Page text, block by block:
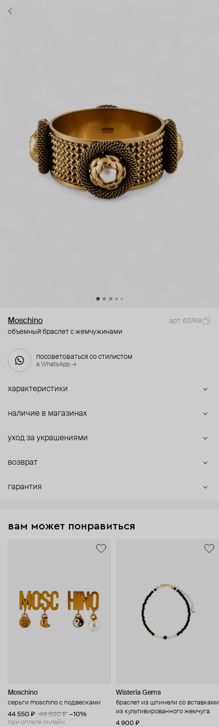
Moschino
арт. 63748
объемный браслет с жемчужинами
посоветоваться со стилистом
в WhatsApp →
характеристики
наличие в магазинах
уход за украшениями
возврат
гарантия
вам может понравиться
Moschino
серьги moschino с подвесками
44 550 ₽
49 500 ₽ −10%
при оплате онлайн
Wisteria Gems
браслет из шпинели со вставками
из культивированного жемчуга
4 900 ₽